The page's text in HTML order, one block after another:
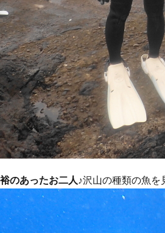
のあったお二人♪沢山の種類の魚を